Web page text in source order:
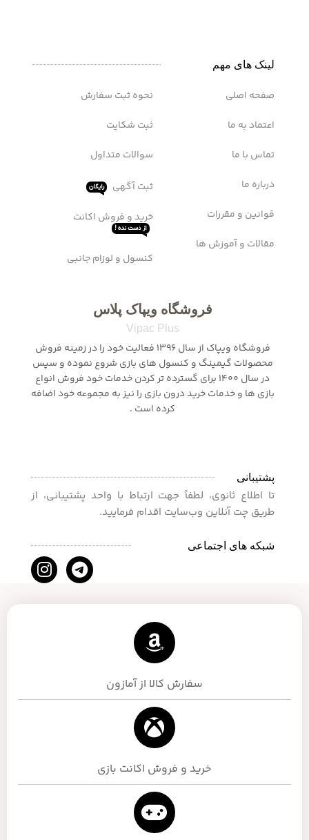
لینک های مهم
صفحه اصلی
اعتماد به ما
تماس با ما
درباره ما
قوانین و مقررات
مقالات و آموزش ها
نحوه ثبت سفارش
ثبت شکایت
سوالات متداول
ثبت آگهی رایگان
خرید و فروش اکانت
از دست نده !
کنسول و لوزام جانبی
فروشگاه ویپاک پلاس
Vipac Plus
فروشگاه ویپاک از سال 1396 فعالیت خود را در زمینه فروش
محصولات گیمینگ و کنسول های بازی شروع نموده و سپس
در سال 1400 برای گسترده تر کردن خدمات خود فروش انواع
بازی ها و خدمات خرید درون بازی را نیز به مجموعه خود اضافه
کرده است .
پشتیبانی
تا اطلاع ثانوی، لطفاً جهت ارتباط با واحد پشتیبانی، از
طریق چت آنلاین وب‌سایت اقدام فرمایید.
شبکه های اجتماعی
سفارش کالا از آمازون
خرید و فروش اکانت بازی